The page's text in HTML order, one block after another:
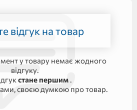
відгук на товар
у товару немає жодного
відгуку.
стане першим .
своєю думкою про товар.